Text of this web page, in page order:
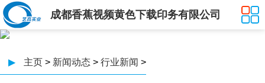
成都香蕉视频黄色下载印务有限公司
▶ 主页 > 新闻动态 > 行业新闻 >